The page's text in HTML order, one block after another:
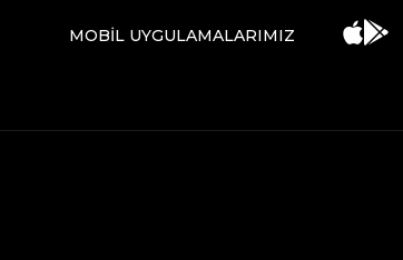
MOBİL UYGULAMALARIMIZ